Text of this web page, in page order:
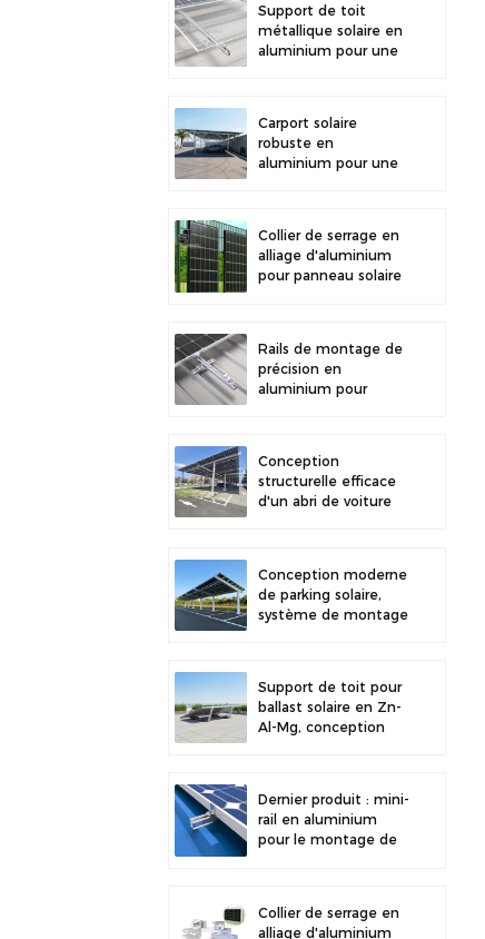
solaire
Support de toit
métallique solaire en
aluminium pour une
panneaux
Carport solaire
robuste en
aluminium pour une
du véhicule
Collier de serrage en
alliage d'aluminium
pour panneau solaire
Rails de montage de
précision en
aluminium pour
Conception
structurelle efficace
d'un abri de voiture
accrue
Conception moderne
de parking solaire,
système de montage
résistance
Support de toit pour
ballast solaire en Zn-
Al-Mg, conception
Dernier produit : mini-
rail en aluminium
pour le montage de
Collier de serrage en
alliage d'aluminium